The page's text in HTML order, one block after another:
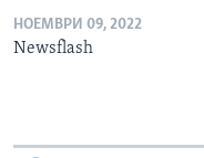
НОЕМВРИ 09, 2022
Newsflash